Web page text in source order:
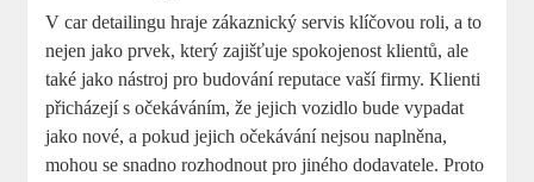
V car detailingu hraje zákaznický servis ‍klíčovou roli, ‍a to
nejen jako prvek, který⁤ zajišťuje spokojenost klientů, ale
také jako nástroj pro​ budování reputace vaší firmy. Klienti
přicházejí‌ s⁢ očekáváním, že jejich vozidlo bude​ vypadat
jako nové, a pokud jejich očekávání nejsou naplněna,
mohou se snadno rozhodnout⁣ pro jiného⁤ dodavatele.​ Proto